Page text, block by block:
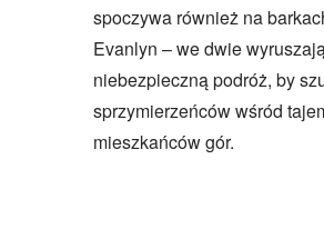
spoczywa również na
Evanlyn – we dwie
niebezpieczną podróż, by
sprzymierzeńców wśród
mieszkańców gór.